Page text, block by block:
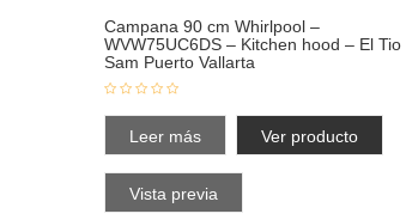
Campana 90 cm Whirlpool –
WVW75UC6DS – Kitchen hood – El Tio
Sam Puerto Vallarta
Leer más Ver producto
Vista previa